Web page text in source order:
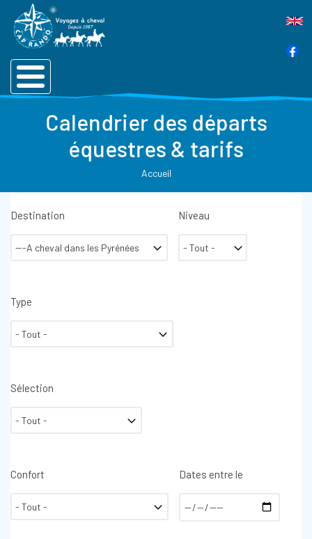
Calendrier des départs
équestres & tarifs
Accueil
Destination Niveau
Type
Sélection
Confort Dates entre le